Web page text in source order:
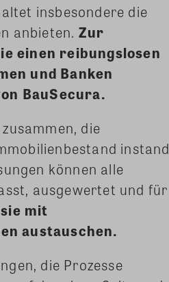
insbesondere die
anbieten. Zur
einen reibungslosen
und Banken
BauSecura.
die
instand
können alle
ausgewertet und für
mit
austauschen.
die Prozesse